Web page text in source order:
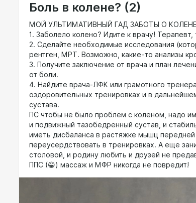
Боль в колене? (2)
МОЙ УЛЬТИМАТИВНЫЙ ГАД ЗАБОТЫ О
1. Заболело колено? Идите к врачу! Терапевт,
2. Сделайте необходимые исследования
рентген, МРТ. Возможно, какие-то анализы
3. Получите заключение от врача и план
от боли.
4. Найдите врача-ЛФК или грамотного
оздоровительных тренировках и в
сустава.
ПС чтобы не было проблем с коленом, надо
и подвижный тазобедренный сустав, и
иметь дисбаланса в растяжке мышц
переусердствовать в тренировках. А еще
столовой, и родину любить и друзей не
ППС (😁) массаж и МФР никогда не повредит!